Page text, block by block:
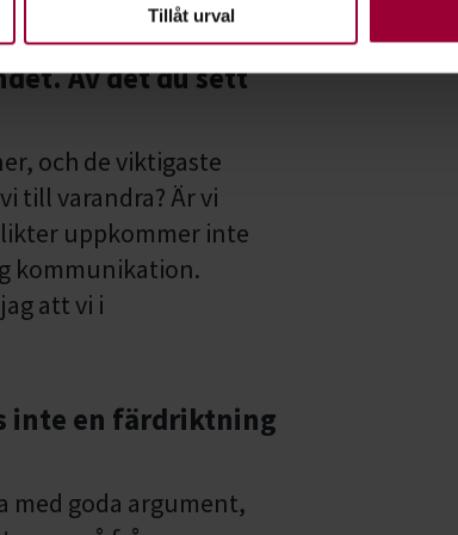
Tillåt urval
Av det du sett
och de viktigaste
till varandra? Är vi
uppkommer inte
kommunikation.
att vi i
inte en färdriktning
med goda argument,